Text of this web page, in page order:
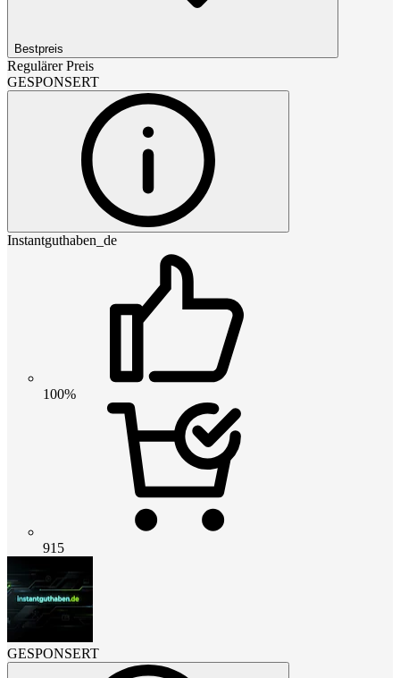
Bestpreis
Regulärer Preis
GESPONSERT
Instantguthaben_de
100%
915
GESPONSERT